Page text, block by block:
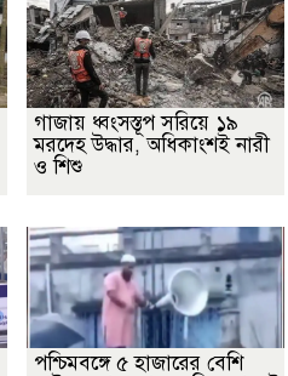
গাজায় ধ্বংসস্তূপ সরিয়ে ১৯
মরদেহ উদ্ধার, অধিকাংশই নারী
ও শিশু
পশ্চিমবঙ্গে ৫ হাজারের বেশি